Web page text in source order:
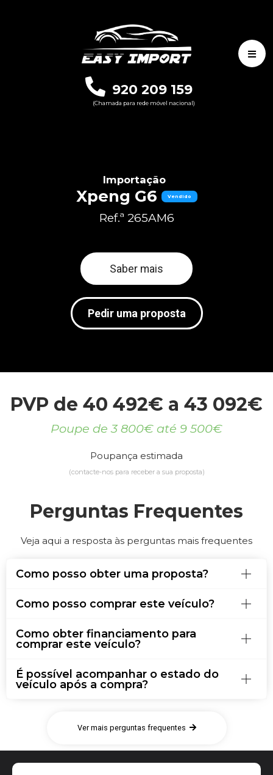
920 209 159
(Chamada para rede móvel nacional)
Importação
Xpeng G6 Vendido
Ref.ª 265AM6
Saber mais
Pedir uma proposta
PVP de 40 492€ a 43 092€
Poupe de 3 800€ até 9 500€
Poupança estimada
(contacte-nos para receber a sua proposta)
Perguntas Frequentes
Veja aqui a resposta às perguntas mais frequentes
Como posso obter uma proposta?
Como posso comprar este veículo?
Como obter financiamento para
comprar este veículo?
É possível acompanhar o estado do
veículo após a compra?
Ver mais perguntas frequentes